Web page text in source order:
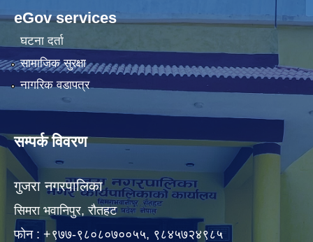
eGov services
घटना दर्ता
सामाजिक सुरक्षा
नागरिक वडापत्र
सम्पर्क विवरण
गुजरा नगरपालिका
सिमरा भवानिपुर, राैतहट
फाेन : +९७७-९८०८०७००५५, ९८४५७२४९८५